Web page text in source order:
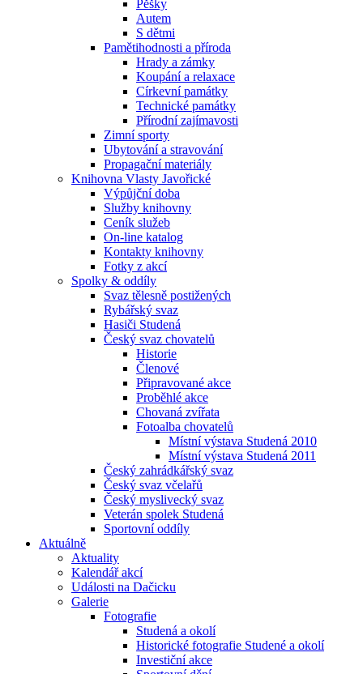
Pěšky
Autem
S dětmi
Pamětihodnosti a příroda
Hrady a zámky
Koupání a relaxace
Církevní památky
Technické památky
Přírodní zajímavosti
Zimní sporty
Ubytování a stravování
Propagační materiály
Knihovna Vlasty Javořické
Výpůjční doba
Služby knihovny
Ceník služeb
On-line katalog
Kontakty knihovny
Fotky z akcí
Spolky & oddíly
Svaz tělesně postižených
Rybářský svaz
Hasiči Studená
Český svaz chovatelů
Historie
Členové
Připravované akce
Proběhlé akce
Chovaná zvířata
Fotoalba chovatelů
Místní výstava Studená 2010
Místní výstava Studená 2011
Český zahrádkářský svaz
Český svaz včelařů
Český myslivecký svaz
Veterán spolek Studená
Sportovní oddíly
Aktuálně
Aktuality
Kalendář akcí
Události na Dačicku
Galerie
Fotografie
Studená a okolí
Historické fotografie Studené a okolí
Investiční akce